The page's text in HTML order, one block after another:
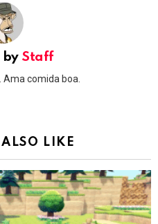
by Staff
comida boa.
LIKE